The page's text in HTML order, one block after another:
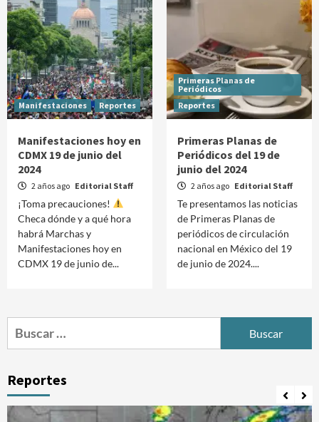
Manifestaciones Reportes
Manifestaciones hoy en
CDMX 19 de junio del
2024
2 años ago Editorial Staff
¡Toma precauciones!
Checa dónde y a qué hora
habrá Marchas y
Manifestaciones hoy en
CDMX 19 de junio de...
Primeras Planas de
Periódicos
Reportes
Primeras Planas de
Periódicos del 19 de
junio del 2024
2 años ago Editorial Staff
Te presentamos las noticias
de Primeras Planas de
periódicos de circulación
nacional en México del 19
de junio de 2024....
Buscar:
Reportes